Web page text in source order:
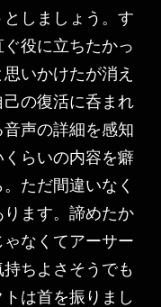
しましょう。す
役に立ちたかっ
いかけたが消え
の復活に呑まれ
声の詳細を感知
らいの内容を癖
ただ間違いなく
ます。諦めたか
なくてアーサー
ちよさそうでも
は首を振りまし